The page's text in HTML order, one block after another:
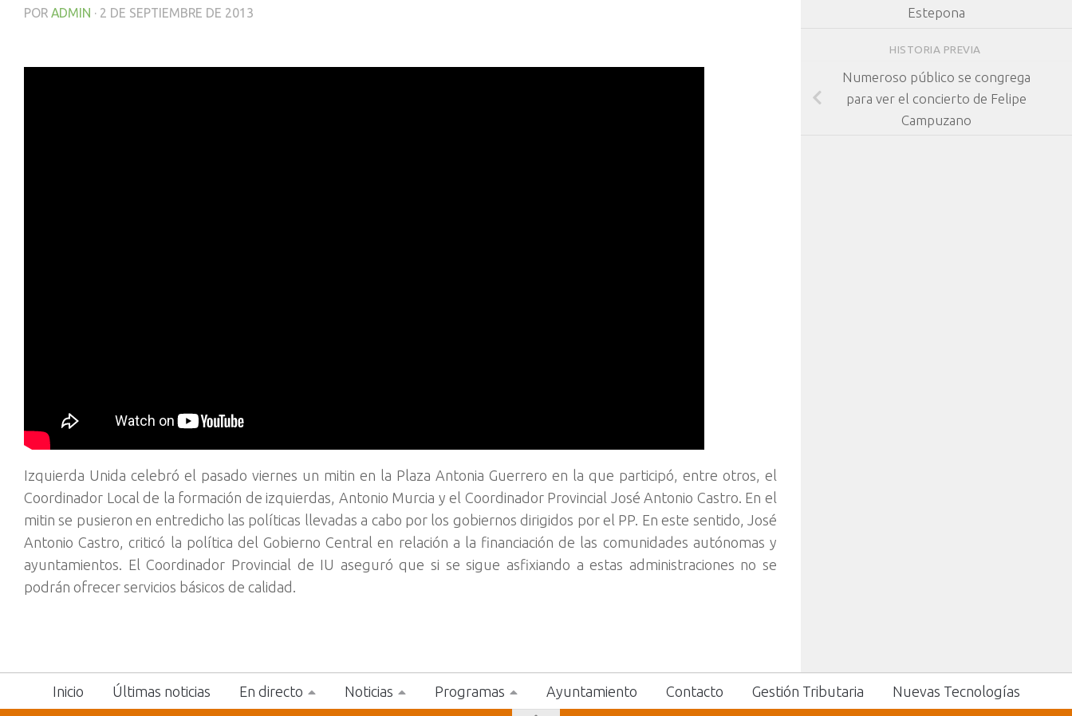
POR ADMIN · 2 DE SEPTIEMBRE DE 2013
Izquierda Unida celebró el pasado viernes un mitin en la Plaza Antonia Guerrero en la que participó, entre otros, el
Coordinador Local de la formación de izquierdas, Antonio Murcia y el Coordinador Provincial José Antonio Castro. En el
mitin se pusieron en entredicho las políticas llevadas a cabo por los gobiernos dirigidos por el PP. En este sentido, José
Antonio Castro, criticó la política del Gobierno Central en relación a la financiación de las comunidades autónomas y
ayuntamientos. El Coordinador Provincial de IU aseguró que si se sigue asfixiando a estas administraciones no se
podrán ofrecer servicios básicos de calidad.
Estepona
HISTORIA PREVIA
Numeroso público se congrega
para ver el concierto de Felipe
Campuzano
Inicio Últimas noticias En directo Noticias Programas Ayuntamiento Contacto Gestión Tributaria Nuevas Tecnologías